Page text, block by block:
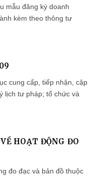
mẫu đăng ký doanh
kèm theo thông tư
cung cấp, tiếp nhận, cập
lịch tư pháp; tổ chức và
HOẠT ĐỘNG ĐO
đo đạc và bản đồ thuộc